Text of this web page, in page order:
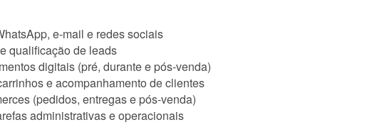
e-mail e redes sociais
qualificação de leads
digitais (pré, durante e pós-venda)
e acompanhamento de clientes
(pedidos, entregas e pós-venda)
administrativas e operacionais